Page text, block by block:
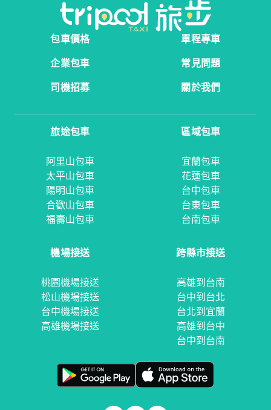
包車價格
單程專車
企業包車
常見問題
司機招募
關於我們
旅途包車
阿里山包車
太平山包車
陽明山包車
合歡山包車
福壽山包車
區域包車
宜蘭包車
花蓮包車
台中包車
台東包車
台南包車
機場接送
桃園機場接送
松山機場接送
台中機場接送
高雄機場接送
跨縣市接送
高雄到台南
台中到台北
台北到宜蘭
高雄到台中
台中到台南